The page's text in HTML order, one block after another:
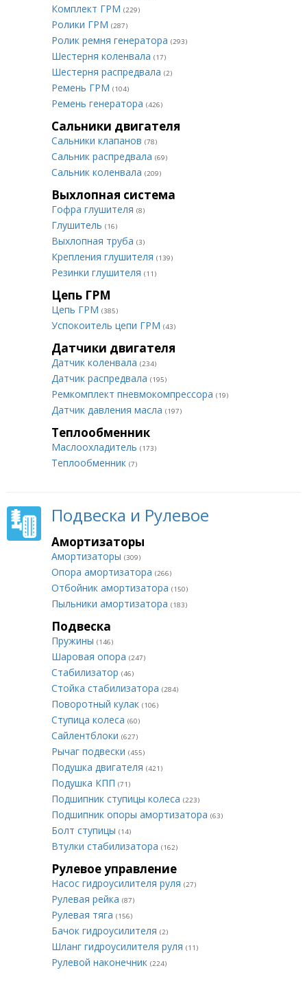
Комплект ГРМ (229)
Ролики ГРМ (287)
Ролик ремня генератора (293)
Шестерня коленвала (17)
Шестерня распредвала (2)
Ремень ГРМ (104)
Ремень генератора (426)
Сальники двигателя
Сальники клапанов (78)
Сальник распредвала (69)
Сальник коленвала (209)
Выхлопная система
Гофра глушителя (8)
Глушитель (16)
Выхлопная труба (3)
Крепления глушителя (139)
Резинки глушителя (11)
Цепь ГРМ
Цепь ГРМ (385)
Успокоитель цепи ГРМ (43)
Датчики двигателя
Датчик коленвала (234)
Датчик распредвала (195)
Ремкомплект пневмокомпрессора (19)
Датчик давления масла (197)
Теплообменник
Маслоохладитель (173)
Теплообменник (7)
Подвеска и Рулевое
Амортизаторы
Амортизаторы (309)
Опора амортизатора (266)
Отбойник амортизатора (150)
Пыльники амортизатора (183)
Подвеска
Пружины (146)
Шаровая опора (247)
Стабилизатор (46)
Стойка стабилизатора (284)
Поворотный кулак (106)
Ступица колеса (60)
Сайлентблоки (627)
Рычаг подвески (455)
Подушка двигателя (421)
Подушка КПП (71)
Подшипник ступицы колеса (223)
Подшипник опоры амортизатора (63)
Болт ступицы (14)
Втулки стабилизатора (162)
Рулевое управление
Насос гидроусилителя руля (27)
Рулевая рейка (87)
Рулевая тяга (156)
Бачок гидроусилителя (2)
Шланг гидроусилителя руля (11)
Рулевой наконечник (224)